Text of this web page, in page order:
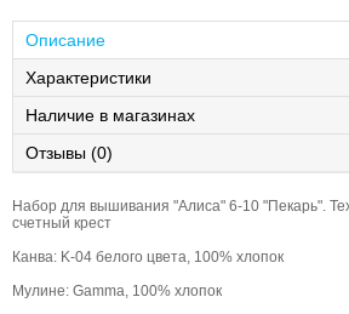
Описание
Характеристики
Наличие в магазинах
Отзывы (0)
Набор для вышивания "Алиса" 6-10 "Пекарь".
счетный крест
Канва: K-04 белого цвета, 100% хлопок
Мулине: Gamma, 100% хлопок